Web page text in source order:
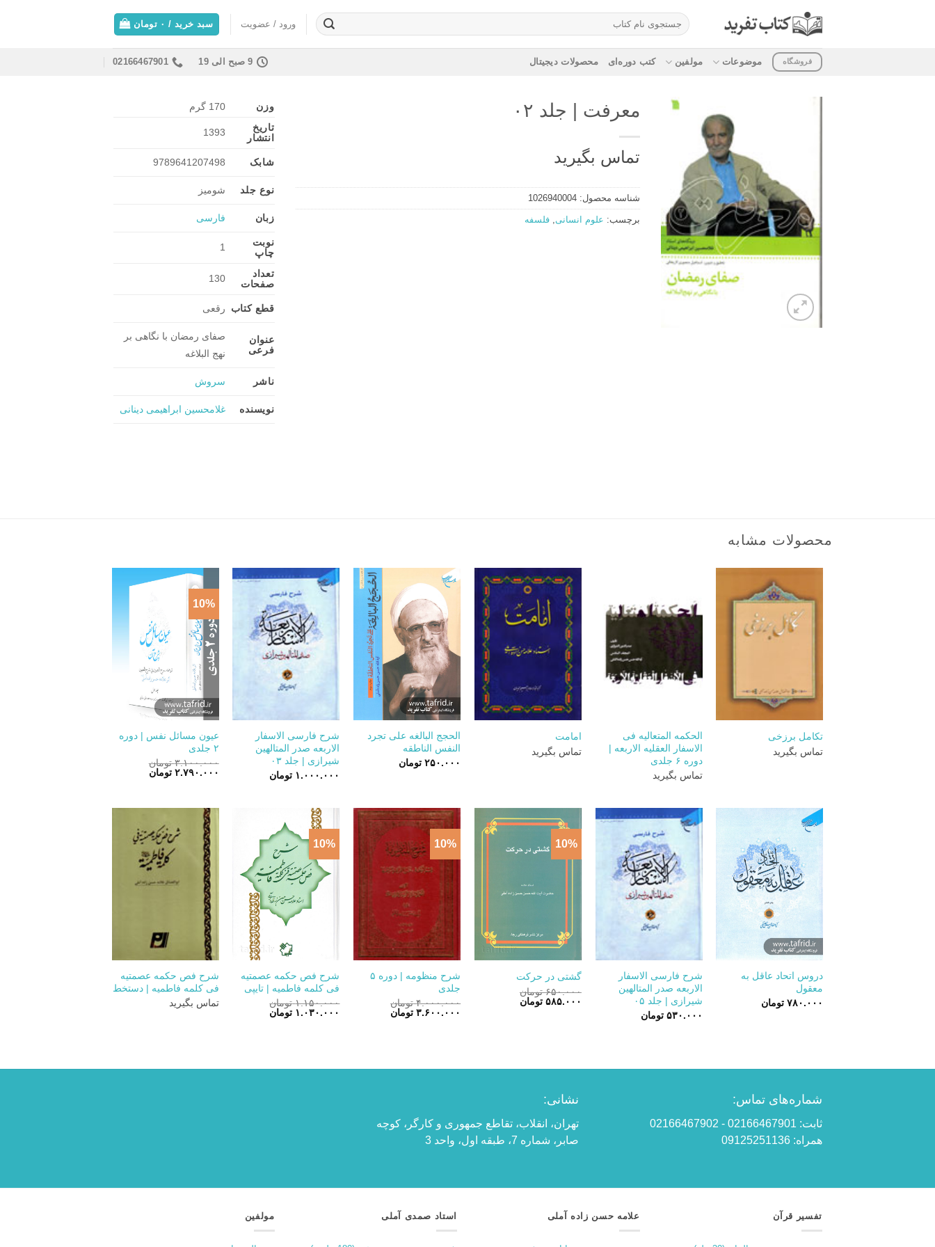
جستجو
برای:
ورود / عضویت سبد خرید / ۰ تومان
فروشگاه موضوعات مولفین کتب دوره‌ای محصولات دیجیتال 9 صبح الی 19 02166467901
معرفت | جلد ۰۲
تماس بگیرید
شناسه محصول:1026940004
برچسب: علوم انسانی,فلسفه
وزن
170 گرم
تاریخ
انتشار
1393
شابک 9789641207498
نوع جلد شومیز
زبان فارسی
نوبت
چاپ
1
تعداد
صفحات
130
قطع کتاب رقعی
عنوان
فرعی
صفای رمضان با نگاهی بر
نهج البلاغه
ناشر سروش
نویسنده غلامحسین ابراهیمی دینانی
محصولات مشابه
تکامل برزخی
تماس بگیرید
الحکمه المتعالیه فی
الاسفار العقلیه الاربعه |
دوره ۶ جلدی
تماس بگیرید
+
امامت
تماس بگیرید
الحجج البالغه علی تجرد
النفس الناطقه
۲۵۰.۰۰۰ تومان
شرح فارسی الاسفار
الاربعه صدر المتالهین
شیرازی | جلد ۰۳
۱.۰۰۰.۰۰۰ تومان
10%
+
عیون مسائل نفس | دوره
۲ جلدی
۳.۱۰۰.۰۰۰ تومان
قیمت
۲.۷۹۰.۰۰۰ تومان
دروس اتحاد عاقل به
معقول
۷۸۰.۰۰۰ تومان
شرح فارسی الاسفار
الاربعه صدر المتالهین
شیرازی | جلد ۰۵
۵۳۰.۰۰۰ تومان
10%
+
گشتی در حرکت
۶۵۰.۰۰۰ تومان
قیمت
۵۸۵.۰۰۰ تومان
10%
+
شرح منظومه | دوره ۵
جلدی
۴.۰۰۰.۰۰۰ تومان
قیمت
۳.۶۰۰.۰۰۰ تومانقیمت
10%
+
شرح فص حکمه عصمتیه
فی کلمه فاطمیه | تایپی
۱.۱۵۰.۰۰۰ تومان
قیمت
۱.۰۳۰.۰۰۰ تومانقیمت
شرح فص حکمه عصمتیه
فی کلمه فاطمیه | دستخط
تماس بگیرید
شماره‌های تماس:
ثابت: 02166467901 - 02166467902
همراه: 09125251136
نشانی:
تهران، انقلاب، تقاطع جمهوری و کارگر، کوچه
صابر، شماره 7، طبقه اول، واحد 3
تفسیر قرآن علامه حسن زاده آملی استاد صمدی آملی مولفین